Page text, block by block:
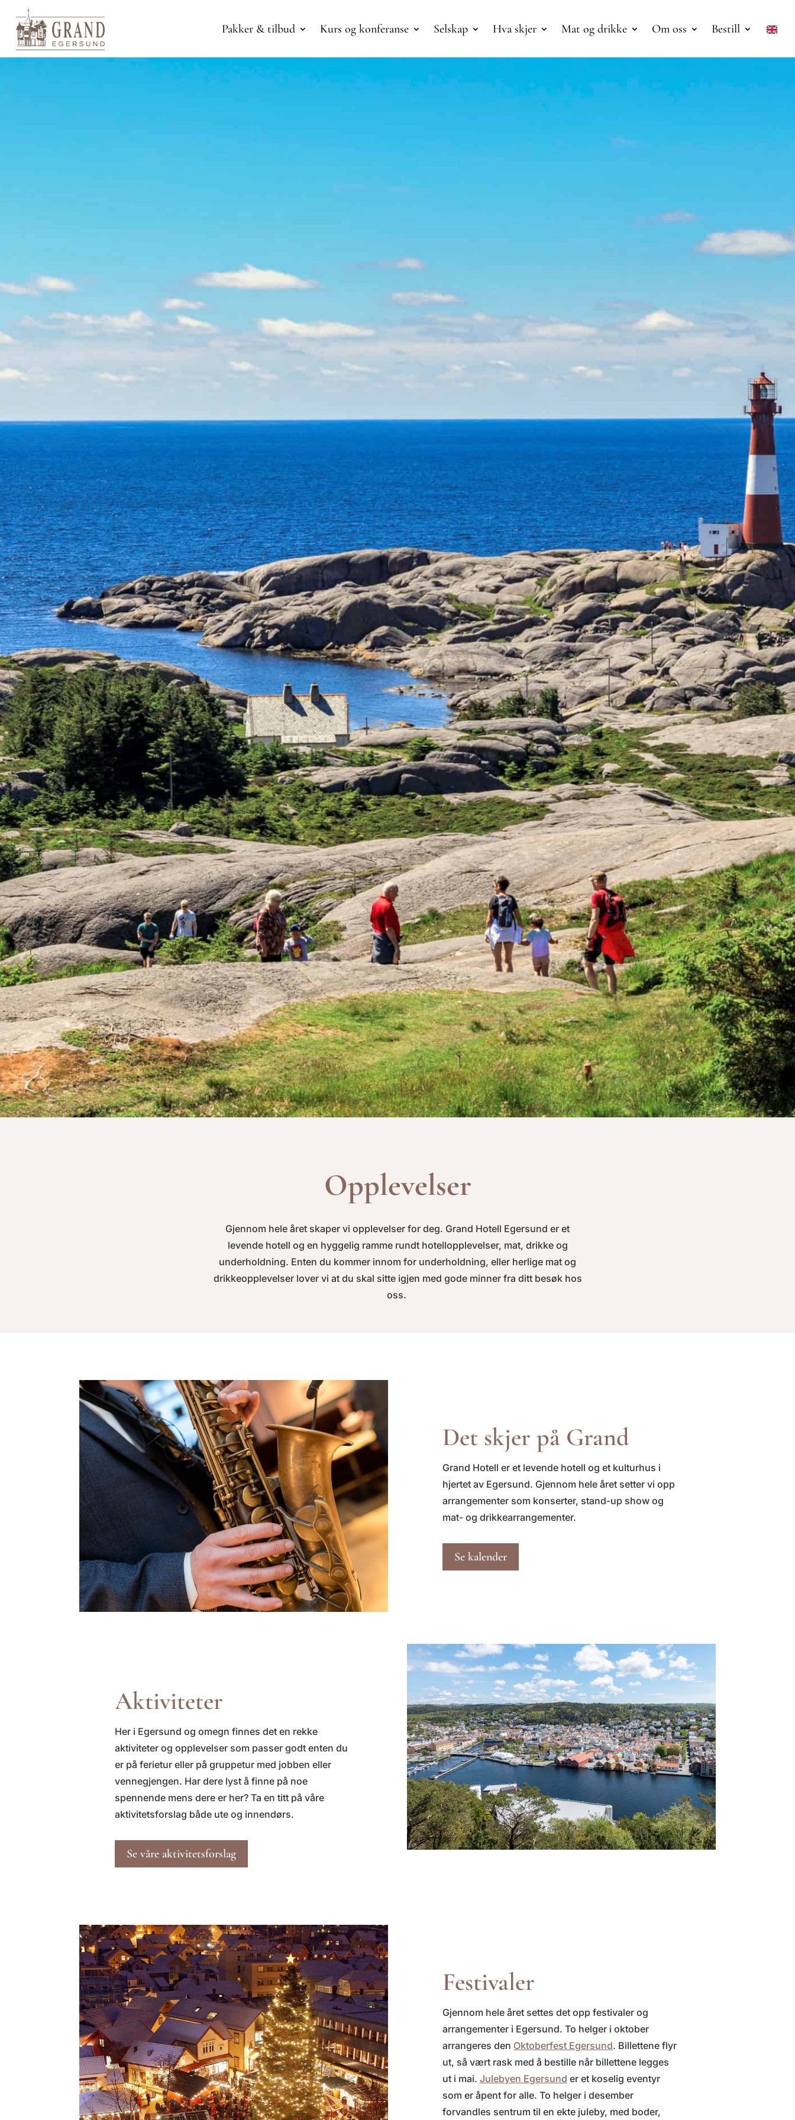
Pakker & tilbud Kurs og konferanse Selskap Hva skjer Mat og drikke Om oss Bestill
Opplevelser
Gjennom hele året skaper vi opplevelser for deg. Grand Hotell Egersund er et
levende hotell og en hyggelig ramme rundt hotellopplevelser, mat, drikke og
underholdning. Enten du kommer innom for underholdning, eller herlige mat og
drikkeopplevelser lover vi at du skal sitte igjen med gode minner fra ditt besøk hos
oss.
Det skjer på Grand
Grand Hotell er et levende hotell og et kulturhus i
hjertet av Egersund. Gjennom hele året setter vi opp
arrangementer som konserter, stand-up show og
mat- og drikkearrangementer.
Se kalender
Aktiviteter
Her i Egersund og omegn finnes det en rekke
aktiviteter og opplevelser som passer godt enten du
er på ferietur eller på gruppetur med jobben eller
vennegjengen. Har dere lyst å finne på noe
spennende mens dere er her? Ta en titt på våre
aktivitetsforslag både ute og innendørs.
Se våre aktivitetsforslag
Festivaler
Gjennom hele året settes det opp festivaler og
arrangementer i Egersund. To helger i oktober
arrangeres den Oktoberfest Egersund. Billettene flyr
ut, så vært rask med å bestille når billettene legges
ut i mai.Julebyen Egersund er et koselig eventyr
som er åpent for alle. To helger i desember
forvandles sentrum til en ekte juleby, med boder,